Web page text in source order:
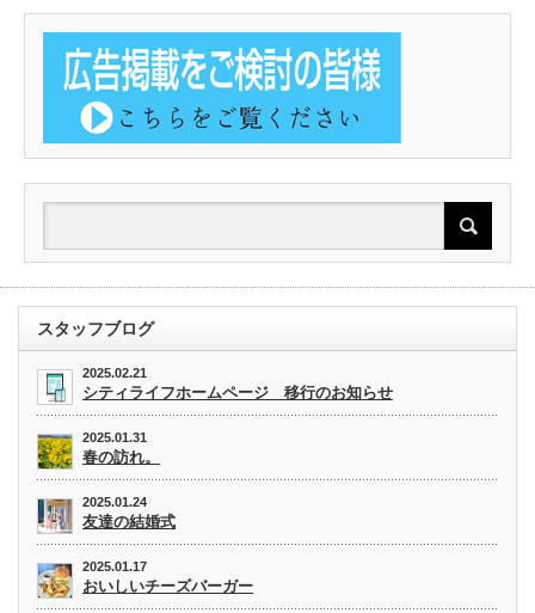
スタッフブログ
2025.02.21
シティライフホームページ 移行のお知らせ
2025.01.31
春の訪れ。
2025.01.24
友達の結婚式
2025.01.17
おいしいチーズバーガー